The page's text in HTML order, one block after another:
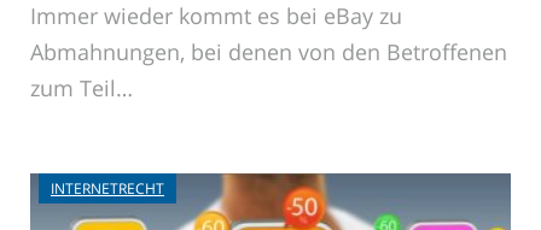
Immer wieder kommt es bei eBay zu
Abmahnungen, bei denen von den Betroffenen
zum Teil…
INTERNETRECHT